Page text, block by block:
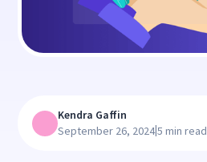
Kendra Gaffin
September 26, 2024|5 min read